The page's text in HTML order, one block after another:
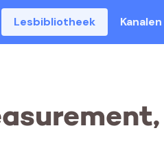
Lesbibliotheek Kanalen